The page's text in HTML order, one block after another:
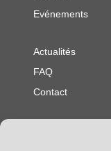
Evénements
Actualités
FAQ
Contact